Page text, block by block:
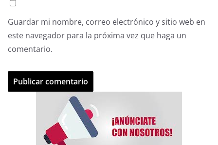
Guardar mi nombre, correo electrónico y sitio web en
este navegador para la próxima vez que haga un
comentario.